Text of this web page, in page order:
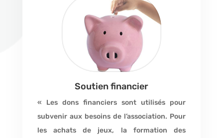
Soutien financier
« Les dons financiers sont utilisés pour
subvenir aux besoins de l’association. Pour
les achats de jeux, la formation des